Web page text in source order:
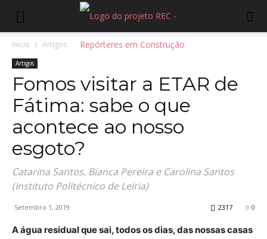
Início Artigos
Artigos
Fomos visitar a ETAR de
Fátima: sabe o que
acontece ao nosso
esgoto?
Catarina Santos, Bianca Pereira e Carolina Santos
(Instituto Politécnico de Leiria)
Setembro 1, 2019 0
2317
A água residual que sai, todos os dias, das nossas casas